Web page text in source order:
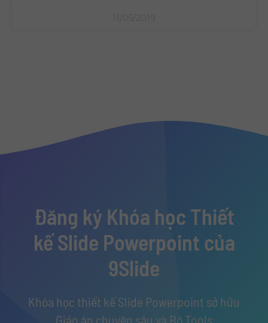
Đăng ký Khóa học Thiết
kế Slide Powerpoint của
9Slide
Khóa học thiết kế Slide Powerpoint sở hữu
Giáo án chuyên sâu và Bộ Tools